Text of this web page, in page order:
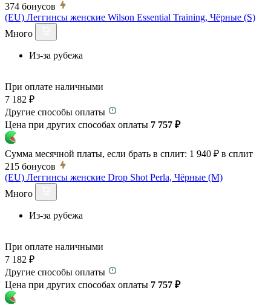
374 бонусов
(EU) Леггинсы женские Wilson Essential Training, Чёрные (S)
Много
Из-за рубежа
При оплате наличными
7 182 ₽
Другие способы оплаты
Цена при других способах оплаты 7 757 ₽
Сумма месячной платы, если брать в сплит: 1 940 ₽ в сплит
215 бонусов
(EU) Леггинсы женские Drop Shot Perla, Чёрные (M)
Много
Из-за рубежа
При оплате наличными
7 182 ₽
Другие способы оплаты
Цена при других способах оплаты 7 757 ₽